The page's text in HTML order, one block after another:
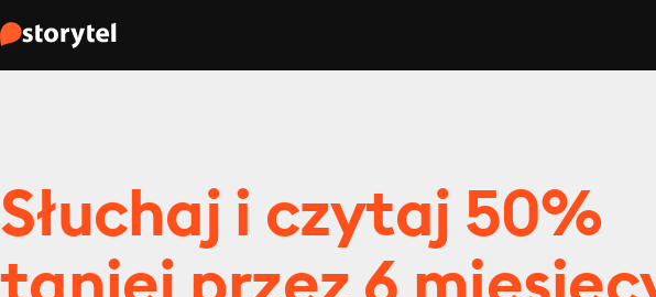
Słuchaj i czytaj 50%